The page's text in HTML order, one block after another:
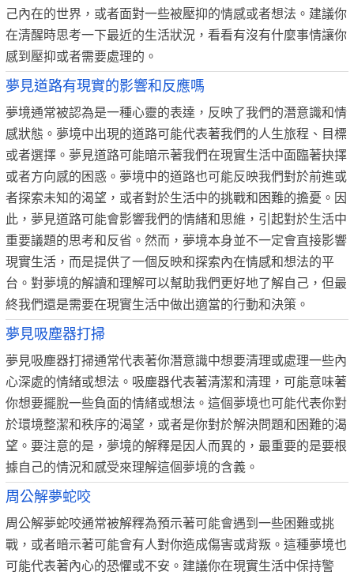
己內在的世界，或者面對一些被壓抑的情感或者想法。建議你
在清醒時思考一下最近的生活狀況，看看有沒有什麼事情讓你
感到壓抑或者需要處理的。
夢見道路有現實的影響和反應嗎
夢境通常被認為是一種心靈的表達，反映了我們的潛意識和情
感狀態。夢境中出現的道路可能代表著我們的人生旅程、目標
或者選擇。夢見道路可能暗示著我們在現實生活中面臨著抉擇
或者方向感的困惑。夢境中的道路也可能反映我們對於前進或
者探索未知的渴望，或者對於生活中的挑戰和困難的擔憂。因
此，夢見道路可能會影響我們的情緒和思維，引起對於生活中
重要議題的思考和反省。然而，夢境本身並不一定會直接影響
現實生活，而是提供了一個反映和探索內在情感和想法的平
台。對夢境的解讀和理解可以幫助我們更好地了解自己，但最
終我們還是需要在現實生活中做出適當的行動和決策。
夢見吸塵器打掃
夢見吸塵器打掃通常代表著你潛意識中想要清理或處理一些內
心深處的情緒或想法。吸塵器代表著清潔和清理，可能意味著
你想要擺脫一些負面的情緒或想法。這個夢境也可能代表你對
於環境整潔和秩序的渴望，或者是你對於解決問題和困難的渴
望。要注意的是，夢境的解釋是因人而異的，最重要的是要根
據自己的情況和感受來理解這個夢境的含義。
周公解夢蛇咬
周公解夢蛇咬通常被解釋為預示著可能會遇到一些困難或挑
戰，或者暗示著可能會有人對你造成傷害或背叛。這種夢境也
可能代表著內心的恐懼或不安。建議你在現實生活中保持警